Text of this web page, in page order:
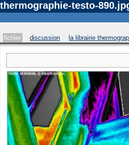
no longer accepts the value 1,
testo-
fichier discussion la librairie